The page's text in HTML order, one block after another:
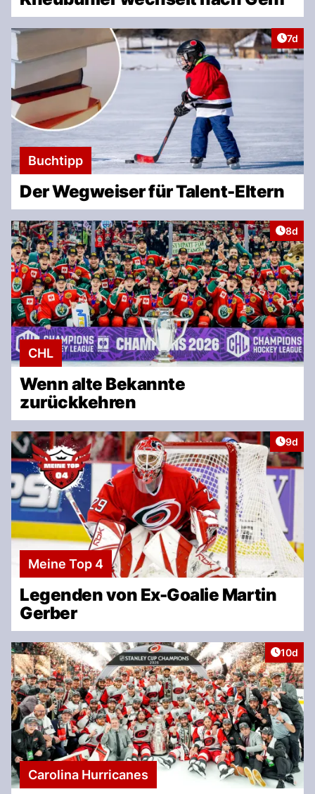
7d
Buchtipp
Der Wegweiser für Talent-Eltern
8d
CHL
Wenn alte Bekannte
zurückkehren
9d
Meine Top 4
Legenden von Ex-Goalie Martin
Gerber
Artikel
10d
Carolina Hurricanes